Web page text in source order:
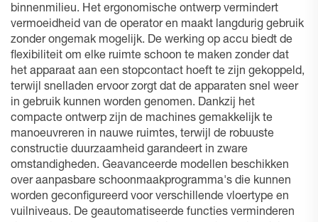
binnenmilieu. Het ergonomische ontwerp vermindert
vermoeidheid van de operator en maakt langdurig gebruik
zonder ongemak mogelijk. De werking op accu biedt de
flexibiliteit om elke ruimte schoon te maken zonder dat
het apparaat aan een stopcontact hoeft te zijn gekoppeld,
terwijl snelladen ervoor zorgt dat de apparaten snel weer
in gebruik kunnen worden genomen. Dankzij het
compacte ontwerp zijn de machines gemakkelijk te
manoeuvreren in nauwe ruimtes, terwijl de robuuste
constructie duurzaamheid garandeert in zware
omstandigheden. Geavanceerde modellen beschikken
over aanpasbare schoonmaakprogramma's die kunnen
worden geconfigureerd voor verschillende vloertype en
vuilniveaus. De geautomatiseerde functies verminderen